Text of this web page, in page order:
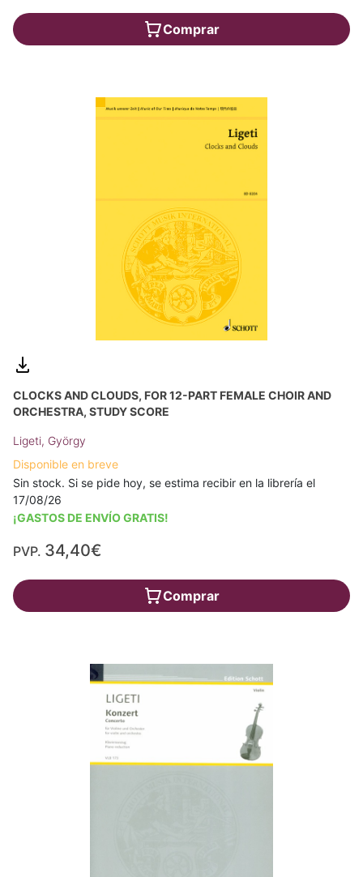
Comprar
CLOCKS AND CLOUDS, FOR 12-PART FEMALE CHOIR AND
ORCHESTRA, STUDY SCORE
Ligeti, György
Disponible en breve
Sin stock. Si se pide hoy, se estima recibir en la librería el
17/08/26
¡GASTOS DE ENVÍO GRATIS!
PVP. 34,40€
Comprar